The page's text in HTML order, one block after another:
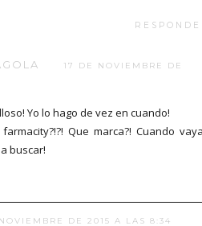
17 DE NOVIEMBRE DE
Yo lo hago de vez en cuando!
Que marca?! Cuando
buscar!
DE 2015 A LAS 8:34